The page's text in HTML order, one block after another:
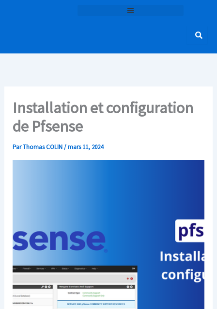
Installation et configuration
de Pfsense
ParThomas COLIN/mars 11, 2024